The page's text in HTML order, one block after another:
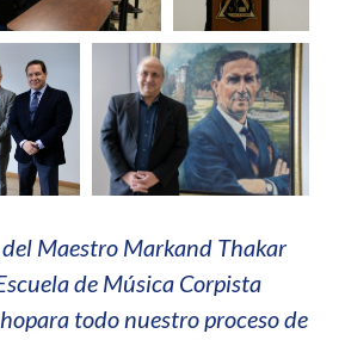
del Maestro Markand Thakar
de Música Corpista
todo nuestro proceso de